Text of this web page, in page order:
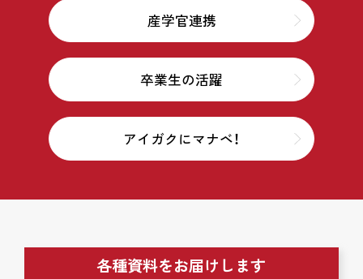
産学官連携
卒業生の活躍
アイガクにマナベ！
各種資料をお届けします